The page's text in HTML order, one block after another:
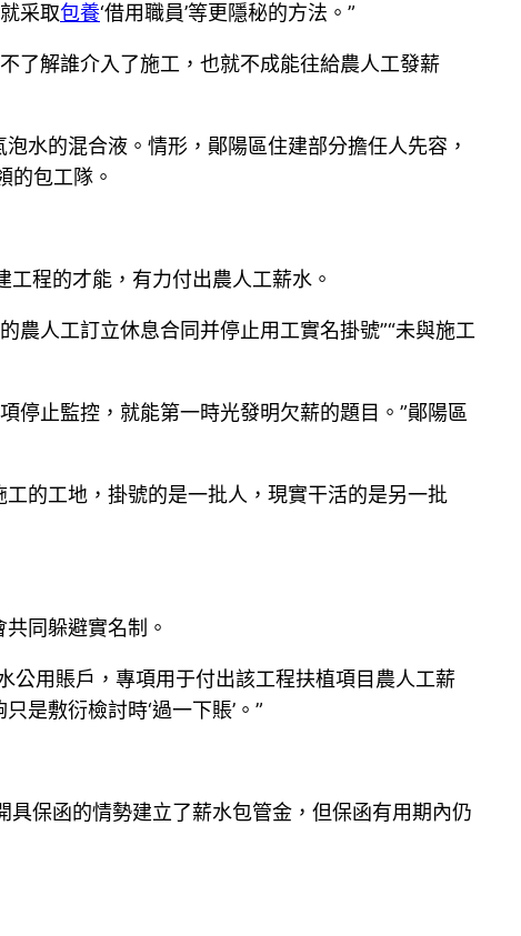
采取包養‘借用職員’等更隱秘的方法。”
了解誰介入了施工，也就不成能往給農人工發薪
水的混合液。情形，鄖陽區住建部分擔任人先容，
的包工隊。
程的才能，有力付出農人工薪水。
農人工訂立休息合同并停止用工實名掛號”“未與施工
停止監控，就能第一時光發明欠薪的題目。”鄖陽區
的工地，掛號的是一批人，現實干活的是另一批
同躲避實名制。
公用賬戶，專項用于付出該工程扶植項目農人工薪
是敷衍檢討時‘過一下賬’。”
保函的情勢建立了薪水包管金，但保函有用期內仍